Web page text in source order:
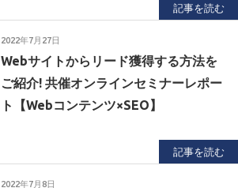
記事を読む
2022年7月27日
Webサイトからリード獲得する方法を
ご紹介! 共催オンラインセミナーレポー
ト【Webコンテンツ×SEO】
記事を読む
2022年7月8日